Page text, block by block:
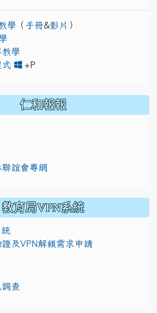
學 （ 手冊&影片 ）
教學
式
+P
仁和報報
誼會專網
教育局VPN系統
及VPN解鎖需求申請
調查